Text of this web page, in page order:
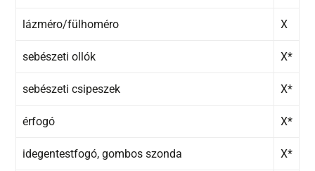
lázméro/fülhoméro X
sebészeti ollók X*
sebészeti csipeszek X*
érfogó X*
idegentestfogó, gombos szonda X*